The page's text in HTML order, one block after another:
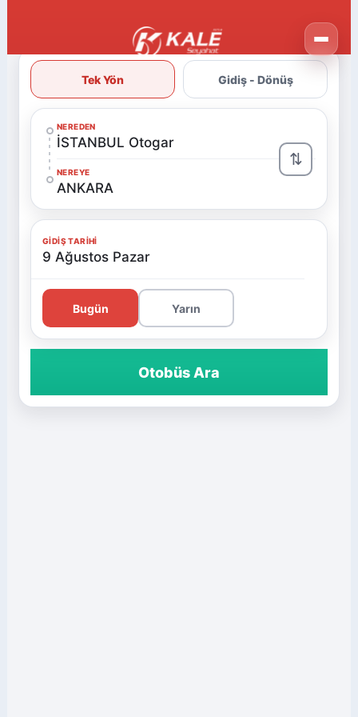
Tek Yön Gidiş - Dönüş
NEREDEN
İSTANBUL Otogar
NEREYE
ANKARA
⇅
GIDIŞ TARIHI
9 Ağustos Pazar
Bugün Yarın
Otobüs Ara